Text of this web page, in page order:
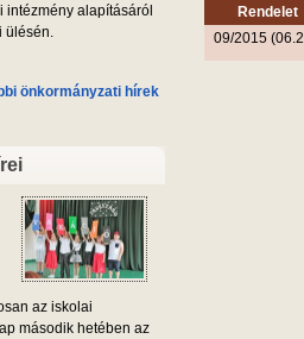
intézmény alapításáról
ülésén.
önkormányzati hírek
az iskolai
második hetében az
Rendelet
09/2015